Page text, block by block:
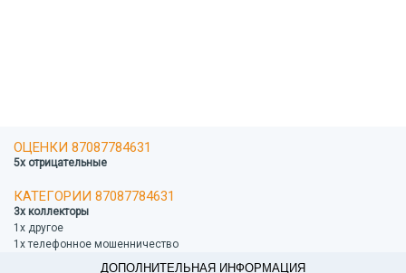
ОЦЕНКИ 87087784631
5x отрицательные
КАТЕГОРИИ 87087784631
3x коллекторы
1x другое
1x телефонное мошенничество
ДОПОЛНИТЕЛЬНАЯ ИНФОРМАЦИЯ